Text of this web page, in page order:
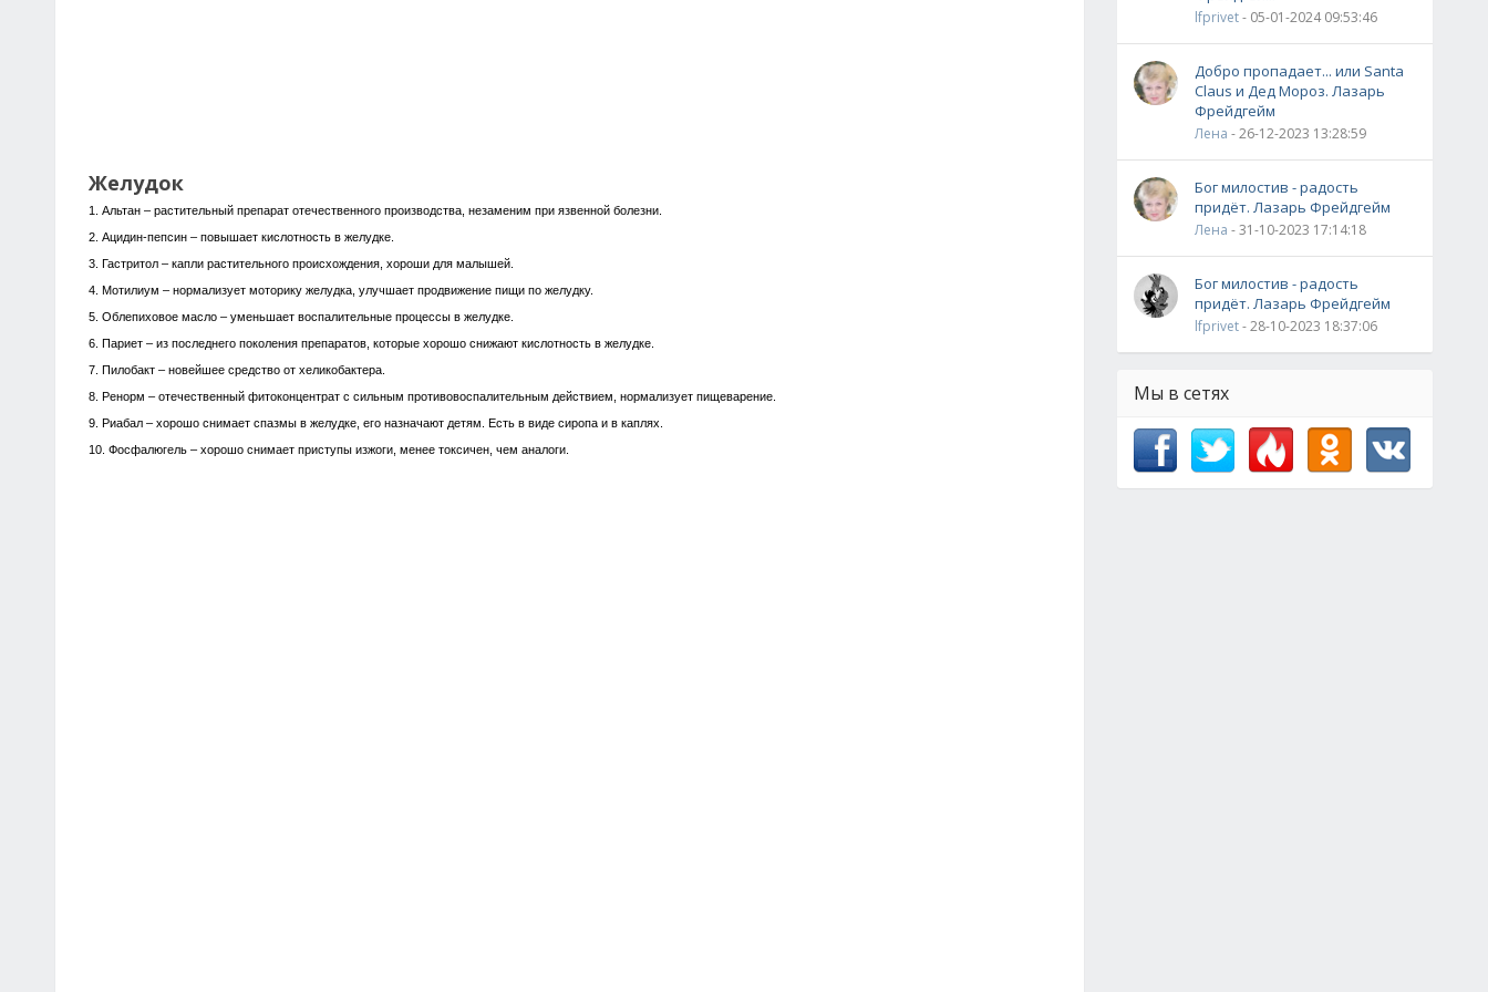
Желудок
1. Альтан – растительный препарат отечественного производства, незаменим при язвенной болезни.
2. Ацидин-пепсин – повышает кислотность в желудке.
3. Гастритол – капли растительного происхождения, хороши для малышей.
4. Мотилиум – нормализует моторику желудка, улучшает продвижение пищи по желудку.
5. Облепиховое масло – уменьшает воспалительные процессы в желудке.
6. Париет – из последнего поколения препаратов, которые хорошо снижают кислотность в желудке.
7. Пилобакт – новейшее средство от хеликобактера.
8. Ренорм – отечественный фитоконцентрат с сильным противовоспалительным действием, нормализует пищеварение.
9. Риабал – хорошо снимает спазмы в желудке, его назначают детям. Есть в виде сиропа и в каплях.
10. Фосфалюгель – хорошо снимает приступы изжоги, менее токсичен, чем аналоги.
lfprivet- 05-01-2024 09:53:46
Добро пропадает... или Santa
Claus и Дед Мороз. Лазарь
Фрейдгейм
Лена - 26-12-2023 13:28:59
Бог милостив - радость
придёт. Лазарь Фрейдгейм
Лена - 31-10-2023 17:14:18
Бог милостив - радость
придёт. Лазарь Фрейдгейм
lfprivet- 28-10-2023 18:37:06
Мы в сетях